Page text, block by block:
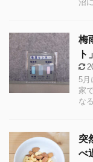
沼
梅
5月
家
な
突
べ